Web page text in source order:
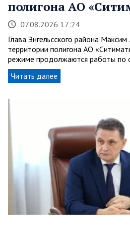
полигона АО
07.08.2026 17:24
Глава Энгельсского района
территории полигона АО
режиме продолжаются работы по
Читать далее